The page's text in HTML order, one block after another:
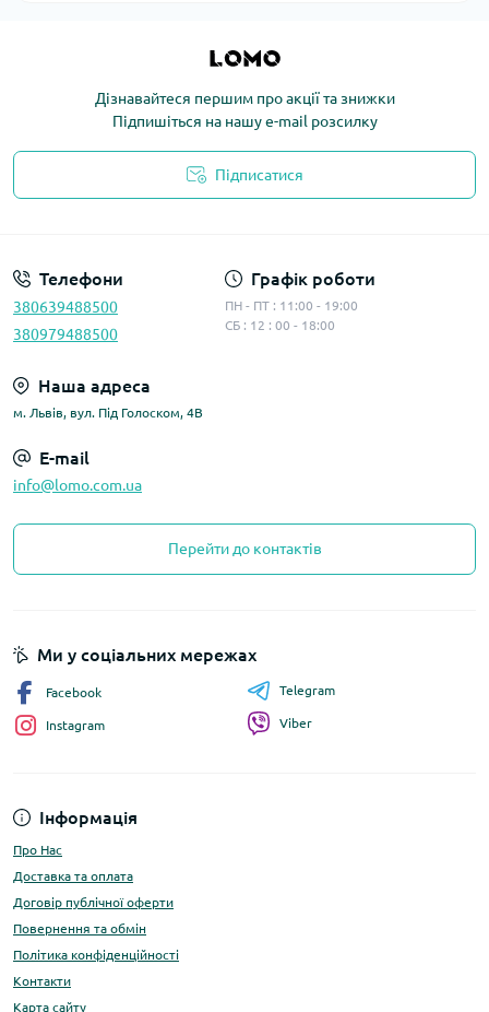
Дізнавайтеся першим про акції та знижки
Підпишіться на нашу e-mail розсилку
Підписатися
Телефони
380639488500
380979488500
Графік роботи
ПН - ПТ : 11:00 - 19:00
СБ : 12 : 00 - 18:00
Наша адреса
м. Львів, вул. Під Голоском, 4В
E-mail
info@lomo.com.ua
Перейти до контактів
Інформація
Про Нас
Доставка та оплата
Договір публічної оферти
Повернення та обмін
Політика конфіденційності
Контакти
Карта сайту
Ми у соціальних мережах
Facebook
Instagram
Telegram
Viber